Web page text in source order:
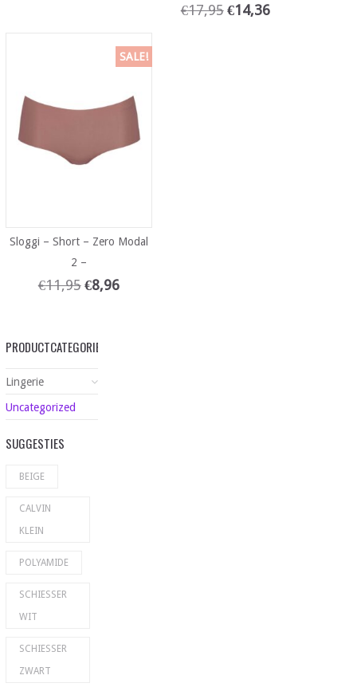
€17,95 €14,36
SALE!
Sloggi – Short – Zero Modal
2 –
€11,95 €8,96
PRODUCTCATEGORIEËN
Lingerie
Uncategorized
SUGGESTIES
BEIGE
CALVIN
KLEIN
POLYAMIDE
SCHIESSER
WIT
SCHIESSER
ZWART